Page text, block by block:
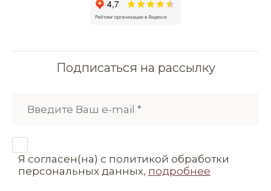
Подписаться на рассылку
Я согласен(на) с политикой обработки
персональных данных, подробнее